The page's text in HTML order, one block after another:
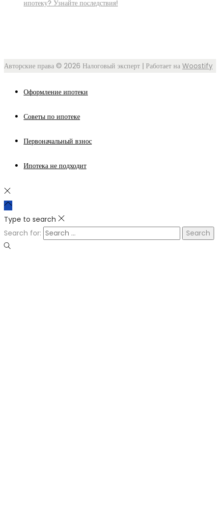
ипотеку? Узнайте последствия!
Авторские права © 2026 Налоговый эксперт | Работает на Woostify
Оформление ипотеки
Советы по ипотеке
Первоначальный взнос
Ипотека не подходит
Type to search
Search for: